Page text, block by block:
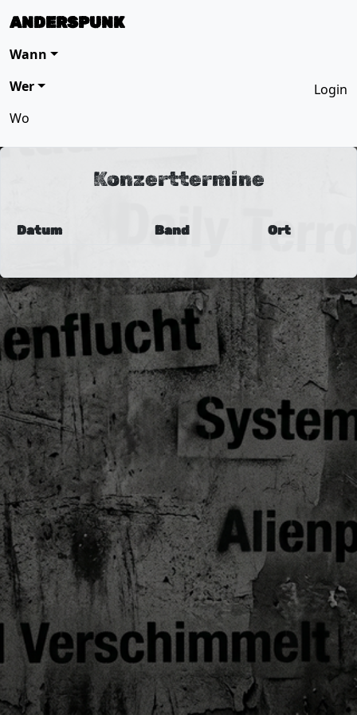
ANDERSPUNK
Wann
Wer
Wo
Login
Konzerttermine
Datum Band Ort